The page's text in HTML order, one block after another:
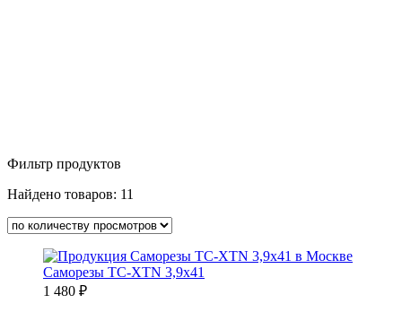
Фильтр продуктов
Найдено товаров: 11
Саморезы ТС-XTN 3,9х41
1 480 ₽